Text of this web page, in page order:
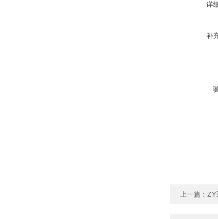
详
补
上一篇： ZY